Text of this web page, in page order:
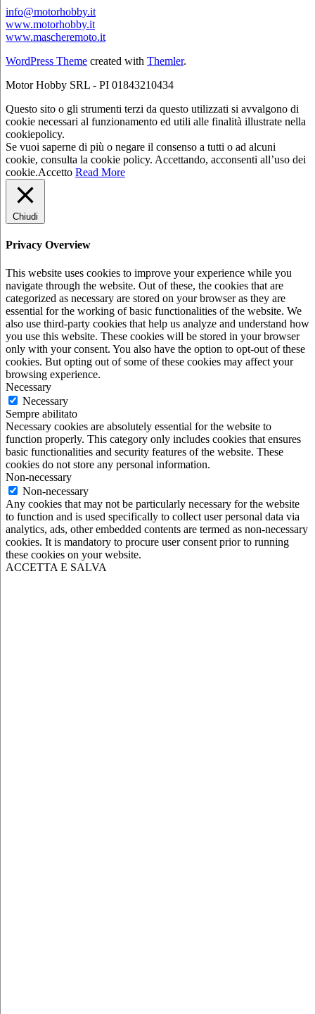
info@motorhobby.it
www.motorhobby.it
www.mascheremoto.it
WordPress Theme created with Themler.
Motor Hobby SRL - PI 01843210434
Questo sito o gli strumenti terzi da questo utilizzati si avvalgono di
cookie necessari al funzionamento ed utili alle finalità illustrate nella
cookiepolicy.
Se vuoi saperne di più o negare il consenso a tutti o ad alcuni
cookie, consulta la cookie policy. Accettando, acconsenti all’uso dei
cookie.Accetto Read More
Chiudi
Privacy Overview
This website uses cookies to improve your experience while you
navigate through the website. Out of these, the cookies that are
categorized as necessary are stored on your browser as they are
essential for the working of basic functionalities of the website. We
also use third-party cookies that help us analyze and understand how
you use this website. These cookies will be stored in your browser
only with your consent. You also have the option to opt-out of these
cookies. But opting out of some of these cookies may affect your
browsing experience.
Necessary
Necessary
Sempre abilitato
Necessary cookies are absolutely essential for the website to
function properly. This category only includes cookies that ensures
basic functionalities and security features of the website. These
cookies do not store any personal information.
Non-necessary
Non-necessary
Any cookies that may not be particularly necessary for the website
to function and is used specifically to collect user personal data via
analytics, ads, other embedded contents are termed as non-necessary
cookies. It is mandatory to procure user consent prior to running
these cookies on your website.
ACCETTA E SALVA